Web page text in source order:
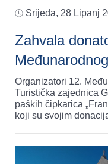
Srijeda, 28 Lipanj
Zahvala
Organizatori 12.
Turistička zajednica
paških čipkarica
koji su svojim